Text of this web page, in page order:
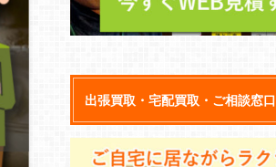
出張買取・宅配買取・ご相談窓口